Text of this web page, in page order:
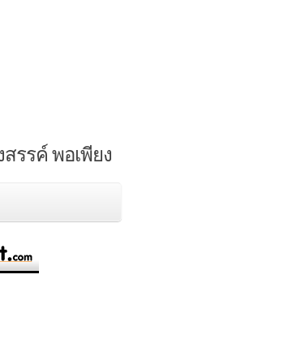
รรค์ พอเพียง